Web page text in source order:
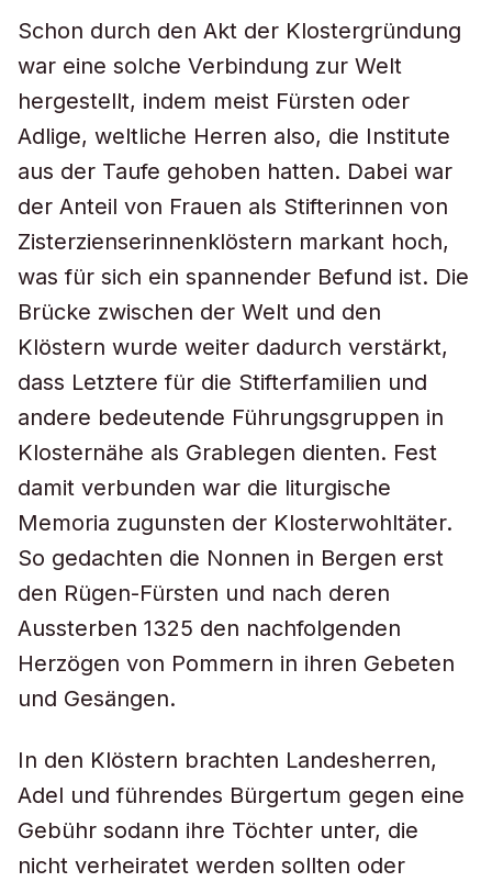
Schon durch den Akt der Klostergründung
war eine solche Verbindung zur Welt
hergestellt, indem meist Fürsten oder
Adlige, weltliche Herren also, die Institute
aus der Taufe gehoben hatten. Dabei war
der Anteil von Frauen als Stifterinnen von
Zisterzienserinnenklöstern markant hoch,
was für sich ein spannender Befund ist. Die
Brücke zwischen der Welt und den
Klöstern wurde weiter dadurch verstärkt,
dass Letztere für die Stifterfamilien und
andere bedeutende Führungsgruppen in
Klosternähe als Grablegen dienten. Fest
damit verbunden war die liturgische
Memoria zugunsten der Klosterwohltäter.
So gedachten die Nonnen in Bergen erst
den Rügen-Fürsten und nach deren
Aussterben 1325 den nachfolgenden
Herzögen von Pommern in ihren Gebeten
und Gesängen.
In den Klöstern brachten Landesherren,
Adel und führendes Bürgertum gegen eine
Gebühr sodann ihre Töchter unter, die
nicht verheiratet werden sollten oder